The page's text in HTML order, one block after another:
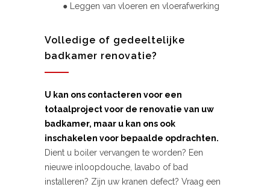
● Leggen van vloeren en vloerafwerking
Volledige of gedeeltelijke
badkamer renovatie?
U kan ons contacteren voor een
totaalproject voor de renovatie van uw
badkamer, maar u kan ons ook
inschakelen voor bepaalde opdrachten.
Dient u boiler vervangen te worden? Een
nieuwe inloopdouche, lavabo of bad
installeren? Zijn uw kranen defect? Vraag een